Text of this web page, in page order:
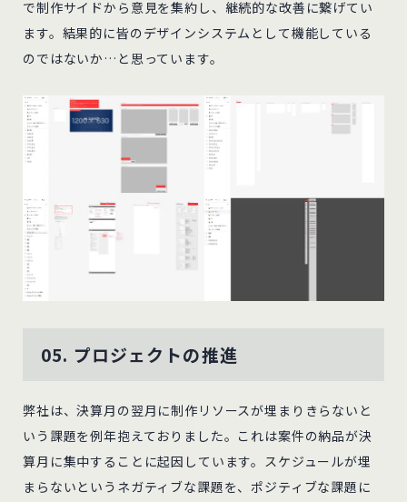
で制作サイドから意見を集約し、継続的な改善に繋げてい
ます。結果的に皆のデザインシステムとして機能している
のではないか…と思っています。
05. プロジェクトの推進
弊社は、決算月の翌月に制作リソースが埋まりきらないと
いう課題を例年抱えておりました。これは案件の納品が決
算月に集中することに起因しています。スケジュールが埋
まらないというネガティブな課題を、ポジティブな課題に